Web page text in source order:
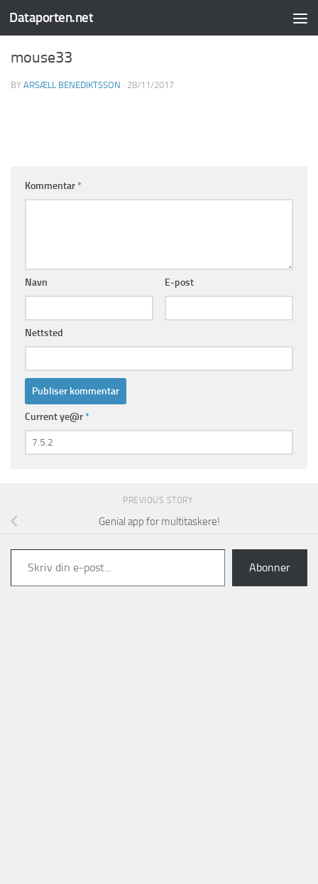
Skip to content
Dataporten.net
mouse33
BY ARSÆLL BENEDIKTSSON · 28/11/2017
Kommentar*
Navn E-post
Nettsted
Current ye@r*
PREVIOUS STORY
Genial app for multitaskere!
Skriv din e-post...
Abonner